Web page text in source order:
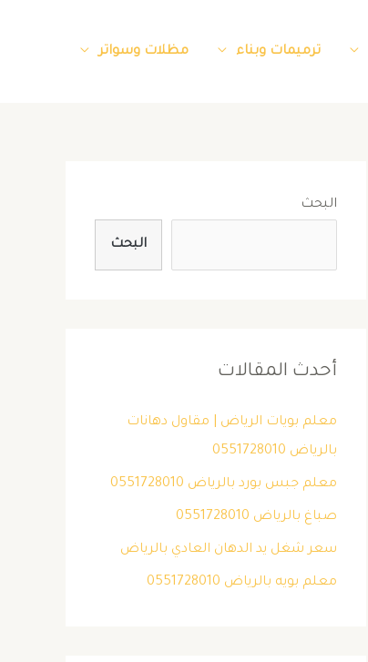
ترميمات وبناء مظلات وسواتر
البحث
البحث
أحدث المقالات
معلم بويات الرياض | مقاول دهانات
بالرياض 0551728010
معلم جبس بورد بالرياض 0551728010
صباغ بالرياض 0551728010
سعر شغل يد الدهان العادي بالرياض
معلم بويه بالرياض 0551728010